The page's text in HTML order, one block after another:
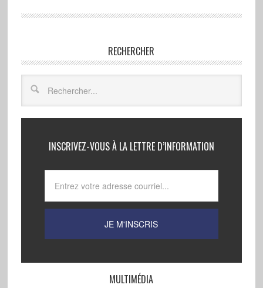
RECHERCHER
INSCRIVEZ-VOUS À LA LETTRE D’INFORMATION
MULTIMÉDIA